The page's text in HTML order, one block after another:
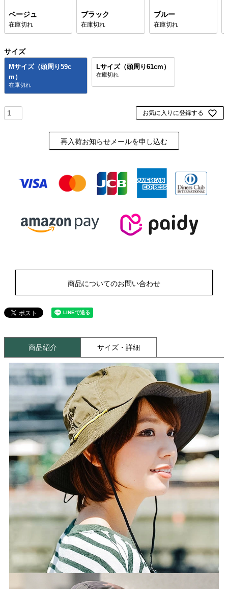
ベージュ
在庫切れ
ブラック
在庫切れ
ブルー
在庫切れ
サイズ
Mサイズ（頭周り59c
m）
Lサイズ（頭周り61cm）
お気に入りに登録する
再入荷お知らせメールを申し込む
商品についてのお問い合わせ
商品紹介 サイズ・詳細